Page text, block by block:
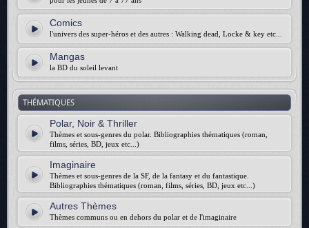
Comics
l'univers des super-héros et des autres : Walking dead, Locke & key etc...
Mangas
la BD du soleil levant
THÉMATIQUES
Polar, Noir & Thriller
Thèmes et sous-genres du polar. Bibliographies thématiques (roman,
films, séries, BD, jeux etc...)
Imaginaire
Thèmes et sous-genres de la SF, de la fantasy et du fantastique.
Bibliographies thématiques (roman, films, séries, BD, jeux etc...)
Autres Thèmes
Thèmes communs ou en dehors du polar et de l'imaginaire